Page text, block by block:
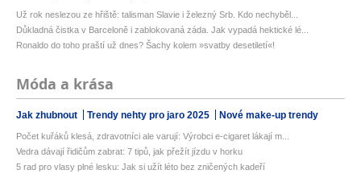
Už rok neslezou ze hřiště: talisman Slavie i železný Srb. Kdo nechyběl...
Důkladná čistka v Barceloně i zablokovaná záda. Jak vypadá hektické lé...
Ronaldo do toho praští už dnes? Šachy kolem »svatby desetiletí«!
Móda a krása
Jak zhubnout Trendy nehty pro jaro 2025 Nové make-up trendy
Počet kuřáků klesá, zdravotníci ale varují: Výrobci e-cigaret lákají m...
Vedra dávají řidičům zabrat: 7 tipů, jak přežít jízdu v horku
5 rad pro vlasy plné lesku: Jak si užít léto bez zničených kadeří